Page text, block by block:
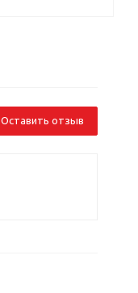
Оставить отзыв